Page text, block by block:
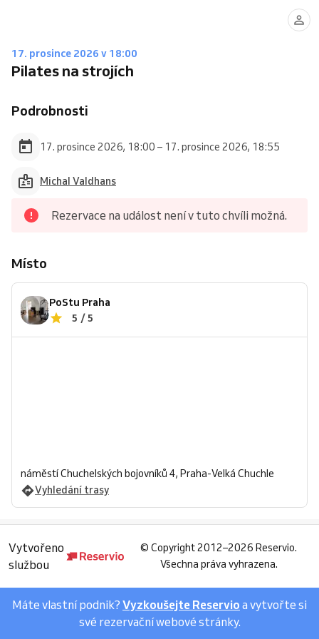
17. prosince 2026 v 18:00
Pilates na strojích
Podrobnosti
17. prosince 2026, 18:00 – 17. prosince 2026, 18:55
Michal Valdhans
Rezervace na událost není v tuto chvíli možná.
Místo
PoStu Praha
5 / 5
náměstí Chuchelských bojovníků 4, Praha-Velká Chuchle
Vyhledání trasy
Vytvořeno
službou
© Copyright 2012–2026 Reservio.
Všechna práva vyhrazena.
Máte vlastní podnik? Vyzkoušejte Reservio a vytvořte si
své rezervační webové stránky.